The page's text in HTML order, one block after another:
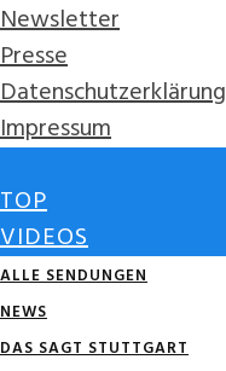
Newsletter
Presse
Datenschutzerklärung
Impressum
TOP
VIDEOS
ALLE SENDUNGEN
NEWS
DAS SAGT STUTTGART